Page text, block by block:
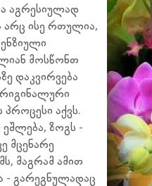
აგრესიულად
არც ისე რთულია,
მოსწონთ
დაკვირვება
პროცესი აქვს.
ეშლება, ზოგს -
მცენარე
მაგრამ ამით
- გარეგნულადაც